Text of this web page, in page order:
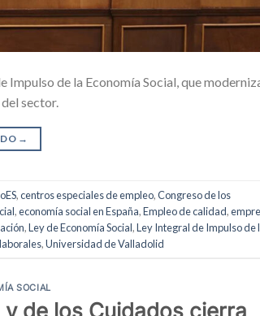
de la Economía Social, que
sector.
→
,centros especiales de empleo,Congreso de los
,economía social en España,Empleo de calidad,
,Ley de Economía Social,Ley Integral de Impulso de
,Universidad de Valladolid
SOCIAL
y de los Cuidados cierra